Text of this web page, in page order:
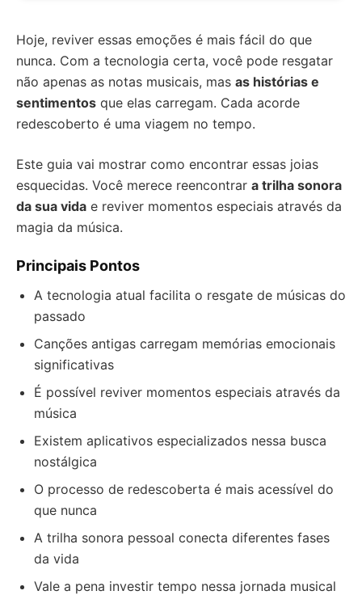
Hoje, reviver essas emoções é mais fácil do que
nunca. Com a tecnologia certa, você pode resgatar
não apenas as notas musicais, mas as histórias e
sentimentos que elas carregam. Cada acorde
redescoberto é uma viagem no tempo.
Este guia vai mostrar como encontrar essas joias
esquecidas. Você merece reencontrar a trilha sonora
da sua vida e reviver momentos especiais através da
magia da música.
Principais Pontos
A tecnologia atual facilita o resgate de músicas do
passado
Canções antigas carregam memórias emocionais
significativas
É possível reviver momentos especiais através da
música
Existem aplicativos especializados nessa busca
nostálgica
O processo de redescoberta é mais acessível do
que nunca
A trilha sonora pessoal conecta diferentes fases
da vida
Vale a pena investir tempo nessa jornada musical